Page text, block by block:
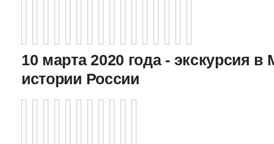
10 марта 2020 года - экскурсия в
истории России